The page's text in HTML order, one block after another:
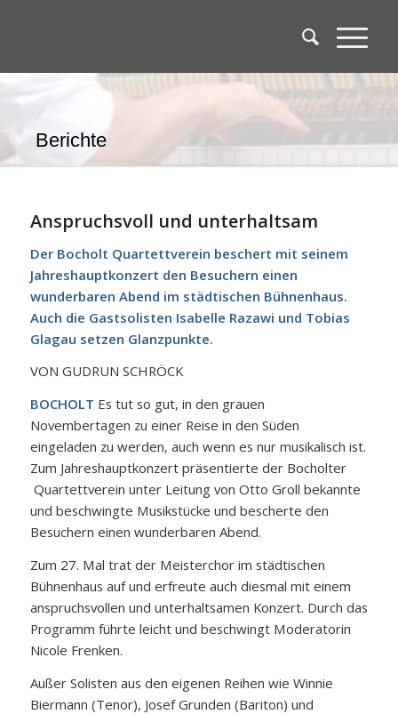
Berichte
Anspruchsvoll und unterhaltsam
Der Bocholt Quartettverein beschert mit seinem
Jahreshauptkonzert den Besuchern einen
wunderbaren Abend im städtischen Bühnenhaus.
Auch die Gastsolisten Isabelle Razawi und Tobias
Glagau setzen Glanzpunkte.
VON GUDRUN SCHRÖCK
BOCHOLT Es tut so gut, in den grauen
Novembertagen zu einer Reise in den Süden
eingeladen zu werden, auch wenn es nur musikalisch ist.
Zum Jahreshauptkonzert präsentierte der Bocholter
Quartettverein unter Leitung von Otto Groll bekannte
und beschwingte Musikstücke und bescherte den
Besuchern einen wunderbaren Abend.
Zum 27. Mal trat der Meisterchor im städtischen
Bühnenhaus auf und erfreute auch diesmal mit einem
anspruchsvollen und unterhaltsamen Konzert. Durch das
Programm führte leicht und beschwingt Moderatorin
Nicole Frenken.
Außer Solisten aus den eigenen Reihen wie Winnie
Biermann (Tenor), Josef Grunden (Bariton) und